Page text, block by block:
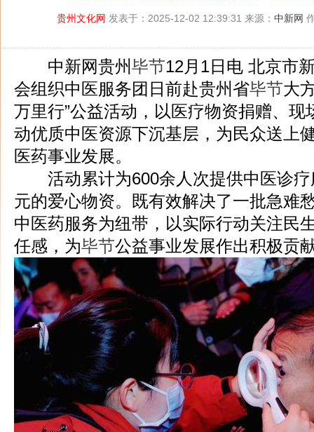
贵州文化网 发表于：2025-12-02 12:39:31 来源： 中新网
中新网贵州毕节12月1日电 北京市
会组织中医服务团日前赴贵州省毕节大
万里行”公益活动，以医疗物资捐赠、
动优质中医资源下沉基层，为民众送上
医药事业发展。
活动累计为600余人次提供中医诊疗
元的爱心物资。既有效解决了一批急难
中医药服务为纽带，以实际行动关注民
任感，为毕节公益事业发展作出积极贡